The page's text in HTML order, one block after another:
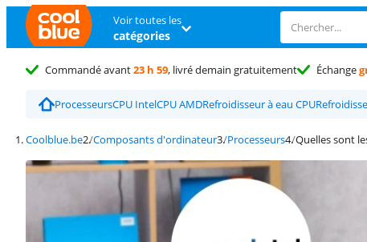
Voir toutes les
catégories
Commandé avant23 h 59, livré demain gratuitement Échange
ProcesseursCPU IntelCPU AMDRefroidisseur à eau CPU
Coolblue.be Composants d'ordinateur Processeurs Quelles sont